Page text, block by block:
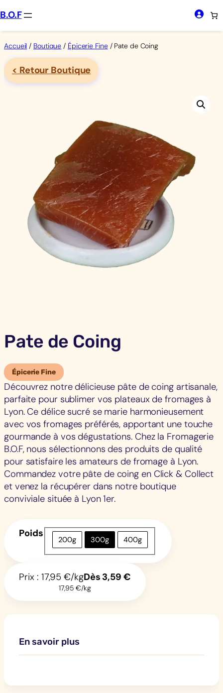
Aller
au
contenu
B.O.F
Accueil / Boutique / Épicerie Fine/ Pate de Coing
< Retour Boutique
Pate de Coing
Épicerie Fine
Découvrez notre délicieuse pâte de coing artisanale,
parfaite pour sublimer vos plateaux de fromages à
Lyon. Ce délice sucré se marie harmonieusement
avec vos fromages préférés, apportant une touche
gourmande à vos dégustations. Chez la Fromagerie
B.O.F, nous sélectionnons des produits de qualité
pour satisfaire les amateurs de fromage à Lyon.
Commandez votre pâte de coing en Click & Collect
et venez la récupérer dans notre boutique
conviviale située à Lyon 1er.
Poids
200g 300g 400g
Prix : 17,95 €/kgDès 3,59 €
17,95 €/kg
En savoir plus